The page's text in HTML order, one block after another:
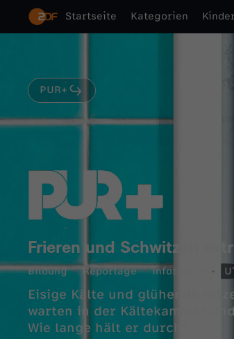
Startseite Kategorien Kinder
PUR+
Frieren und Schwitzen
Bildung Reportage informativ
Eisige Kälte und glühende
warten in der Kältekammer
Wie lange hält er durch?